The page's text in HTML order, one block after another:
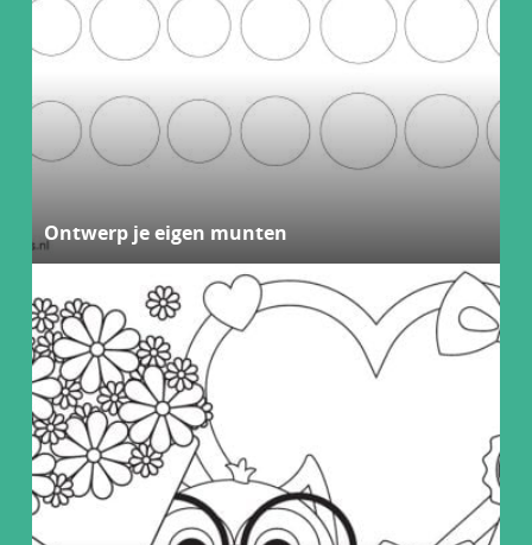
Ontwerp je eigen munten